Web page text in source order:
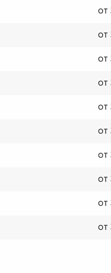
от
от
от
от
от
от
от
от
от
от